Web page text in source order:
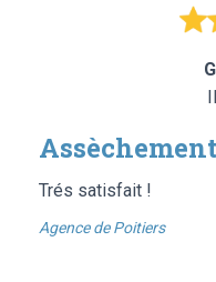
Assèchement
Trés satisfait !
Agence de Poitiers